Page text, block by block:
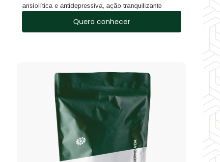
ansiolítica e antidepressiva, ação tranquilizante
Quero conhecer